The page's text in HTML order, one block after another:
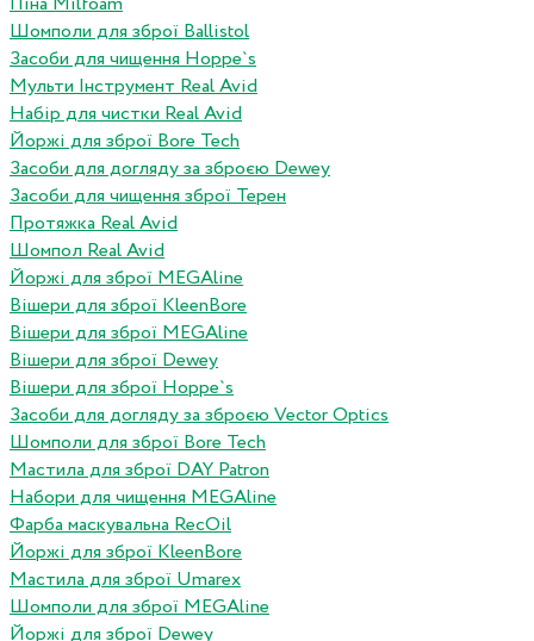
Шомполи для зброї Ballistol
Засоби для чищення Hoppe`s
Мульти Інструмент Real Avid
Набір для чистки Real Avid
Йоржі для зброї Bore Tech
Засоби для догляду за зброєю Dewey
Засоби для чищення зброї Терен
Протяжка Real Avid
Шомпол Real Avid
Йоржі для зброї MEGAline
Вішери для зброї KleenBore
Вішери для зброї MEGAline
Вішери для зброї Dewey
Вішери для зброї Hoppe`s
Засоби для догляду за зброєю Vector Optics
Шомполи для зброї Bore Tech
Мастила для зброї DAY Patron
Набори для чищення MEGAline
Фарба маскувальна RecOil
Йоржі для зброї KleenBore
Мастила для зброї Umarex
Шомполи для зброї MEGAline
Йоржі для зброї Dewey